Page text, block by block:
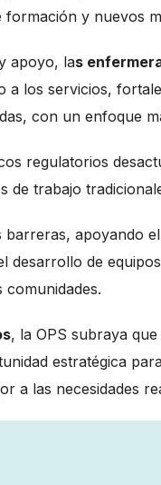
y nuevos
apoyo, las
los servicios,
con un enfoque
regulatorios
de trabajo
barreras, apoyando
desarrollo de
, la OPS subraya
estratégica
a las necesidades